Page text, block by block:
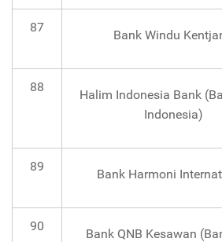
87
Bank Windu
88
Halim Indonesia Bank
Indonesia)
89
Bank Harmoni
90
Bank QNB Kesawan